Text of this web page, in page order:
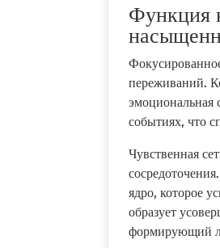
Функция
переживаний.
событиях, что
Чувственная
ядро, которое
образует
формирующий